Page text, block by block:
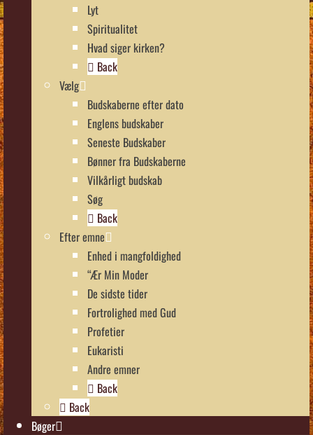
Lyt
Spiritualitet
Hvad siger kirken?
Back
Vælg
Budskaberne efter dato
Englens budskaber
Seneste Budskaber
Bønner fra Budskaberne
Vilkårligt budskab
Søg
Back
Efter emne
Enhed i mangfoldighed
“Ær Min Moder
De sidste tider
Fortrolighed med Gud
Profetier
Eukaristi
Andre emner
Back
Back
Bøger